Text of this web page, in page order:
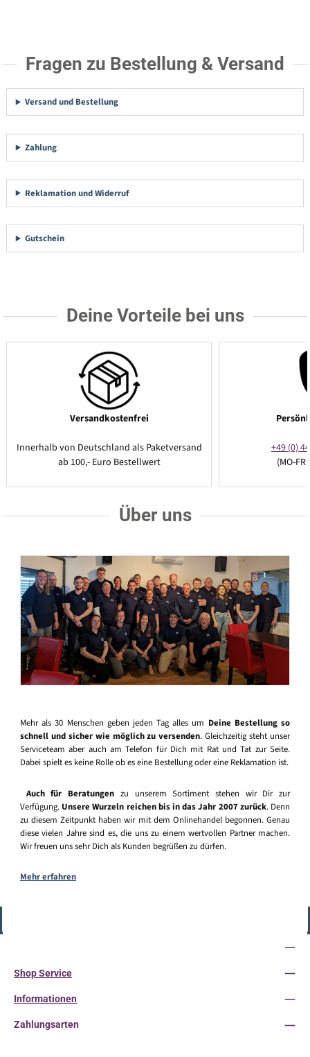
Fragen zu Bestellung & Versand
Versand und Bestellung
Zahlung
Reklamation und Widerruf
Gutschein
Deine Vorteile bei uns
Versandkostenfrei
Innerhalb von Deutschland als Paketversand
ab 100,- Euro Bestellwert
+49 (0)
(MO-
Über uns
Mehr als 30 Menschen geben jeden Tag alles um Deine Bestellung so
schnell und sicher wie möglich zu versenden. Gleichzeitig steht unser
Serviceteam aber auch am Telefon für Dich mit Rat und Tat zur Seite.
Dabei spielt es keine Rolle ob es eine Bestellung oder eine Reklamation ist.
Auch für Beratungen zu unserem Sortiment stehen wir Dir zur
Verfügung. Unsere Wurzeln reichen bis in das Jahr 2007 zurück. Denn
zu diesem Zeitpunkt haben wir mit dem Onlinehandel begonnen. Genau
diese vielen Jahre sind es, die uns zu einem wertvollen Partner machen.
Wir freuen uns sehr Dich als Kunden begrüßen zu dürfen.
Mehr erfahren
Shop Service
Informationen
Zahlungsarten